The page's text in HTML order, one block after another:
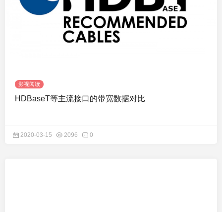
影视阅读
HDBaseT等主流接口的带宽数据对比
2020-03-15 2096 0